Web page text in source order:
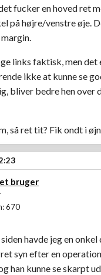
fucker en hoved ret
på højre/venstre øje.
links faktisk, men
ikke at kunne se
bliver bedre hen over
så ret tit? Fik ondt i
bruger
670
havde jeg en onkel
syn efter en
han kunne se skarpt